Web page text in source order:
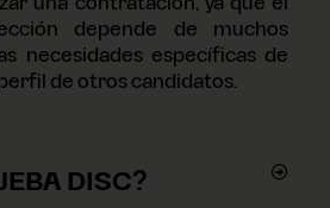
depende de muchos
necesidades específicas de
de otros candidatos.
DISC?